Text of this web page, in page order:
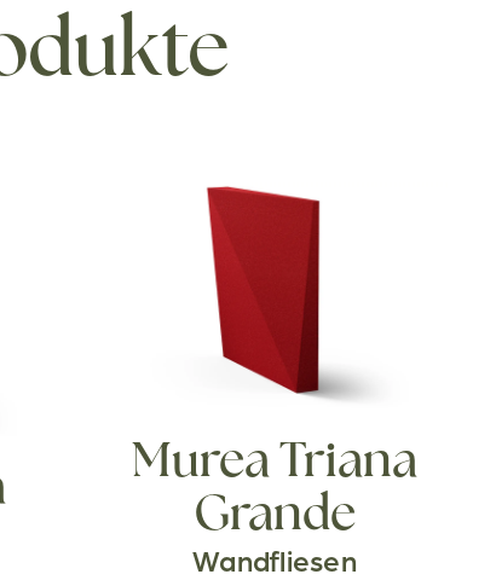
Murea Triana
Grande
Wandfliesen